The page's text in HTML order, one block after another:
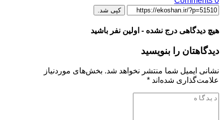
کپی شد.
هیچ دیدگاهی درج نشده - اولین نفر باشید
دیدگاهتان را بنویسید
نشانی ایمیل شما منتشر نخواهد شد. بخش‌های موردنیاز
علامت‌گذاری شده‌اند *